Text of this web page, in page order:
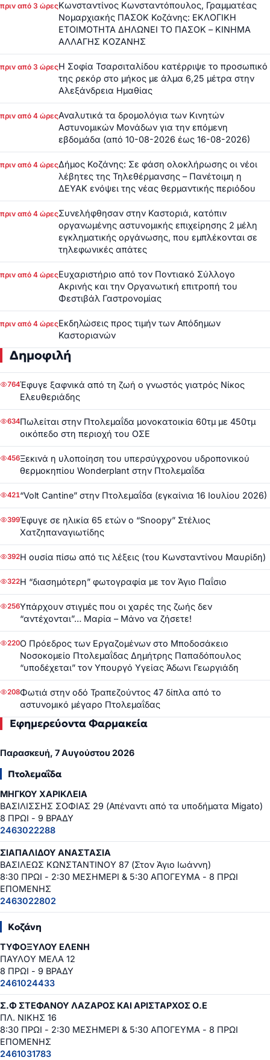
πριν από 3 ώρεςΚωνσταντίνος Κωνσταντόπουλος, Γραμματέας
Νομαρχιακής ΠΑΣΟΚ Κοζάνης: ΕΚΛΟΓΙΚΗ
ΕΤΟΙΜΟΤΗΤΑ ΔΗΛΩΝΕΙ ΤΟ ΠΑΣΟΚ – ΚΙΝΗΜΑ
ΑΛΛΑΓΗΣ ΚΟΖΑΝΗΣ
πριν από 3 ώρεςΗ Σοφία Τσαρσιταλίδου κατέρριψε το προσωπικό
της ρεκόρ στο μήκος με άλμα 6,25 μέτρα στην
Αλεξάνδρεια Ημαθίας
πριν από 4 ώρεςΑναλυτικά τα δρομολόγια των Κινητών
Αστυνομικών Μονάδων για την επόμενη
εβδομάδα (από 10-08-2026 έως 16-08-2026)
πριν από 4 ώρεςΔήμος Κοζάνης: Σε φάση ολοκλήρωσης οι νέοι
λέβητες της Τηλεθέρμανσης – Πανέτοιμη η
ΔΕΥΑΚ ενόψει της νέας θερμαντικής περιόδου
πριν από 4 ώρεςΣυνελήφθησαν στην Καστοριά, κατόπιν
οργανωμένης αστυνομικής επιχείρησης 2 μέλη
εγκληματικής οργάνωσης, που εμπλέκονται σε
τηλεφωνικές απάτες
πριν από 4 ώρεςΕυχαριστήριο από τον Ποντιακό Σύλλογο
Ακρινής και την Οργανωτική επιτροπή του
Φεστιβάλ Γαστρονομίας
πριν από 4 ώρεςΕκδηλώσεις προς τιμήν των Απόδημων
Καστοριανών
Δημοφιλή
764Έφυγε ξαφνικά από τη ζωή ο γνωστός γιατρός Νίκος
Ελευθεριάδης
634Πωλείται στην Πτολεμαΐδα μονοκατοικία 60τμ με 450τμ
οικόπεδο στη περιοχή του ΟΣΕ
456Ξεκινά η υλοποίηση του υπερσύγχρονου υδροπονικού
θερμοκηπίου Wonderplant στην Πτολεμαΐδα
421“Volt Cantine” στην Πτολεμαΐδα (εγκαίνια 16 Ιουλίου 2026)
399Έφυγε σε ηλικία 65 ετών ο “Snoopy” Στέλιος
Χατζηπαναγιωτίδης
392Η ουσία πίσω από τις λέξεις (του Κωνσταντίνου Μαυρίδη)
322Η “διασημότερη” φωτογραφία με τον Άγιο Παΐσιο
256Υπάρχουν στιγμές που οι χαρές της ζωής δεν
“αντέχονται”… Μαρία – Μάνο να ζήσετε!
220Ο Πρόεδρος των Εργαζομένων στο Μποδοσάκειο
Νοσοκομείο Πτολεμαΐδας Δημήτρης Παπαδόπουλος
“υποδέχεται” τον Υπουργό Υγείας Άδωνι Γεωργιάδη
208Φωτιά στην οδό Τραπεζούντος 47 δίπλα από το
αστυνομικό μέγαρο Πτολεμαΐδας
Εφημερεύοντα Φαρμακεία
Παρασκευή, 7 Αυγούστου 2026
Πτολεμαΐδα
ΜΗΓΚΟΥ ΧΑΡΙΚΛΕΙΑ
ΒΑΣΙΛΙΣΣΗΣ ΣΟΦΙΑΣ 29 (Απέναντι από τα υποδήματα Migato)
8 ΠΡΩΙ - 9 ΒΡΑΔΥ
2463022288
ΣΙΑΠΑΛΙΔΟΥ ΑΝΑΣΤΑΣΙΑ
ΒΑΣΙΛΕΩΣ ΚΩΝΣΤΑΝΤΙΝΟΥ 87 (Στον Άγιο Ιωάννη)
8:30 ΠΡΩΙ - 2:30 ΜΕΣΗΜΕΡΙ & 5:30 ΑΠΟΓΕΥΜΑ - 8 ΠΡΩΙ
ΕΠΟΜΕΝΗΣ
2463022802
Κοζάνη
ΤΥΦΟΞΥΛΟΥ ΕΛΕΝΗ
ΠΑΥΛΟΥ ΜΕΛΑ 12
8 ΠΡΩΙ - 9 ΒΡΑΔΥ
2461024433
Σ.Φ ΣΤΕΦΑΝΟΥ ΛΑΖΑΡΟΣ ΚΑΙ ΑΡΙΣΤΑΡΧΟΣ Ο.Ε
ΠΛ. ΝΙΚΗΣ 16
8:30 ΠΡΩΙ - 2:30 ΜΕΣΗΜΕΡΙ & 5:30 ΑΠΟΓΕΥΜΑ - 8 ΠΡΩΙ
ΕΠΟΜΕΝΗΣ
2461031783